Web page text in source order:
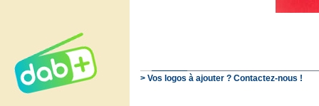
> Vos logos à ajouter ? Contactez-nous !